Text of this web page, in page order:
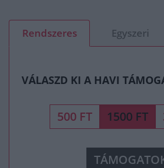
Rendszeres Egyszeri
VÁLASZD KI A HAVI
500 FT 1500 FT